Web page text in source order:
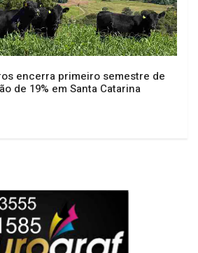
encerra primeiro semestre de
de 19% em Santa Catarina